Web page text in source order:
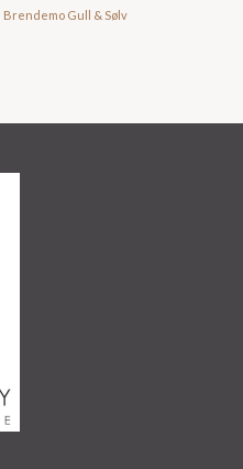
Brendemo Gull & Sølv